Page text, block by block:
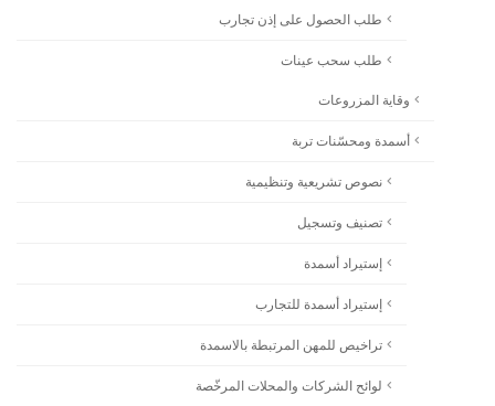
طلب الحصول على إذن تجارب
طلب سحب عينات
وقاية المزروعات
أسمدة ومحسّنات تربة
نصوص تشريعية وتنظيمية
تصنيف وتسجيل
إستيراد أسمدة
إستيراد أسمدة للتجارب
تراخيص للمهن المرتبطة بالاسمدة
لوائح الشركات والمحلات المرخّصة